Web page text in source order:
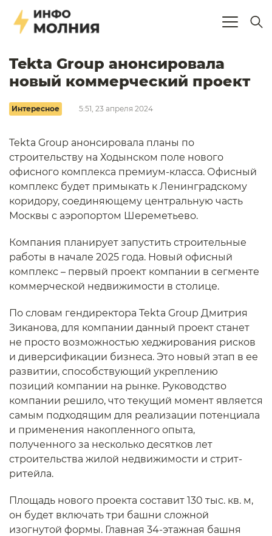
Tekta Group анонсировала
новый коммерческий проект
Интересное 5:51, 23 апреля 2024
Tekta Group анонсировала планы по
строительству на Ходынском поле нового
офисного комплекса премиум-класса. Офисный
комплекс будет примыкать к Ленинградскому
коридору, соединяющему центральную часть
Москвы с аэропортом Шереметьево.
Компания планирует запустить строительные
работы в начале 2025 года. Новый офисный
комплекс – первый проект компании в сегменте
коммерческой недвижимости в столице.
По словам гендиректора Tekta Group Дмитрия
Зиканова, для компании данный проект станет
не просто возможностью хеджирования рисков
и диверсификации бизнеса. Это новый этап в ее
развитии, способствующий укреплению
позиций компании на рынке. Руководство
компании решило, что текущий момент является
самым подходящим для реализации потенциала
и применения накопленного опыта,
полученного за несколько десятков лет
строительства жилой недвижимости и стрит-
ритейла.
Площадь нового проекта составит 130 тыс. кв. м,
он будет включать три башни сложной
изогнутой формы. Главная 34-этажная башня